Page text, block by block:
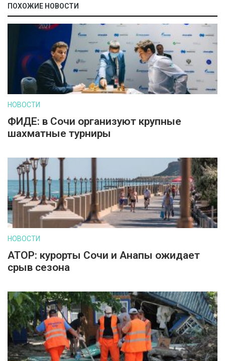
ПОХОЖИЕ НОВОСТИ
НОВОСТИ
ФИДЕ: в Сочи организуют крупные
шахматные турниры
НОВОСТИ
АТОР: курорты Сочи и Анапы ожидает
срыв сезона